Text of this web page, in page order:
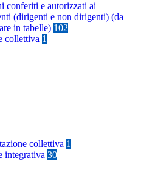
conferiti e autorizzati ai
(dirigenti e non dirigenti) (da
in tabelle) 102
collettiva 1
collettiva 1
integrativa 30